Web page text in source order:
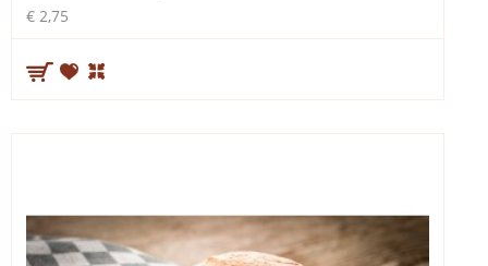
€ 2,75